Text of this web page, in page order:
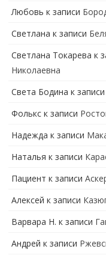
Любовь к записи
Светлана к записи
Cветлана Токарева к
Николаевна
Света Бодина к записи
Фолькс к записи
Надежда к записи
Наталья к записи
Пациент к записи
Алексей к записи
Варвара Н. к записи
Андрей к записи